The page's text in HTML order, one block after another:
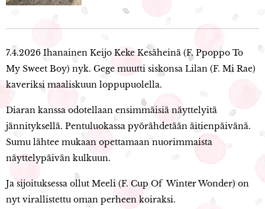
7.4.2026 Ihanainen Keijo Keke Kesäheinä (F. Ppoppo To
My Sweet Boy) nyk. Gege muutti siskonsa Lilan (F. Mi Rae)
kaveriksi maaliskuun loppupuolella.
Diaran kanssa odotellaan ensimmäisiä näyttelyitä
jännityksellä. Pentuluokassa pyörähdetään äitienpäivänä.
Sumu lähtee mukaan opettamaan nuorimmaista
näyttelypäivän kulkuun.
Ja sijoituksessa ollut Meeli (F. Cup Of Winter Wonder) on
nyt virallistettu oman perheen koiraksi.